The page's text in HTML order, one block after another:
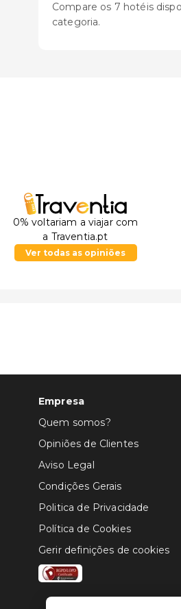
Compare os 7 hotéis
categoria.
0% voltariam a viajar com
a Traventia.pt
Ver todas as opiniões
Empresa
Quem somos?
Opiniões de Clientes
Aviso Legal
Condições Gerais
Politica de Privacidade
Política de Cookies
Gerir definições de cookies